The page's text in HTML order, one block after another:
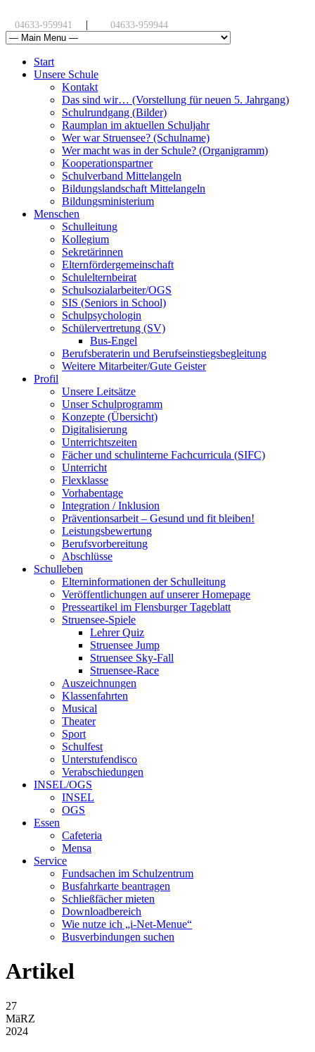
04633-959941 | 04633-959944
Start
Unsere Schule
Kontakt
Das sind wir… (Vorstellung für neuen 5. Jahrgang)
Schulrundgang (Bilder)
Raumplan im aktuellen Schuljahr
Wer war Struensee? (Schulname)
Wer macht was in der Schule? (Organigramm)
Kooperationspartner
Schulverband Mittelangeln
Bildungslandschaft Mittelangeln
Bildungsministerium
Menschen
Schulleitung
Kollegium
Sekretärinnen
Elternfördergemeinschaft
Schulelternbeirat
Schulsozialarbeiter/OGS
SIS (Seniors in School)
Schulpsychologin
Schülervertretung (SV)
Bus-Engel
Berufsberaterin und Berufseinstiegsbegleitung
Weitere Mitarbeiter/Gute Geister
Profil
Unsere Leitsätze
Unser Schulprogramm
Konzepte (Übersicht)
Digitalisierung
Unterrichtszeiten
Fächer und schulinterne Fachcurricula (SIFC)
Unterricht
Flexklasse
Vorhabentage
Integration / Inklusion
Präventionsarbeit – Gesund und fit bleiben!
Leistungsbewertung
Berufsvorbereitung
Abschlüsse
Schulleben
Elterninformationen der Schulleitung
Veröffentlichungen auf unserer Homepage
Presseartikel im Flensburger Tageblatt
Struensee-Spiele
Lehrer Quiz
Struensee Jump
Struensee Sky-Fall
Struensee-Race
Auszeichnungen
Klassenfahrten
Musical
Theater
Sport
Schulfest
Unterstufendisco
Verabschiedungen
INSEL/OGS
INSEL
OGS
Essen
Cafeteria
Mensa
Service
Fundsachen im Schulzentrum
Busfahrkarte beantragen
Schließfächer mieten
Downloadbereich
Wie nutze ich „i-Net-Menue“
Busverbindungen suchen
Artikel
27
MäRZ
2024